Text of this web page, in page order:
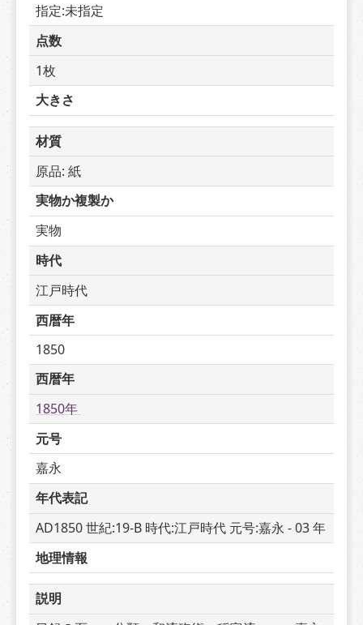
指定:未指定
点数
1枚
大きさ
材質
原品: 紙
実物か複製か
実物
時代
江戸時代
西暦年
1850
西暦年
1850年
元号
嘉永
年代表記
AD1850 世紀:19-B 時代:江戸時代 元号:嘉永 - 03 年
地理情報
説明